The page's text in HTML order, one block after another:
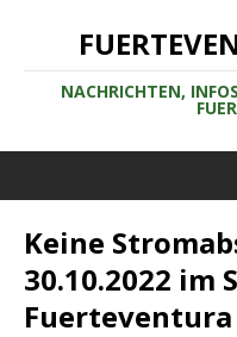
NACHRICHTEN,
Keine
30.10.2022 im
Fuerteventura